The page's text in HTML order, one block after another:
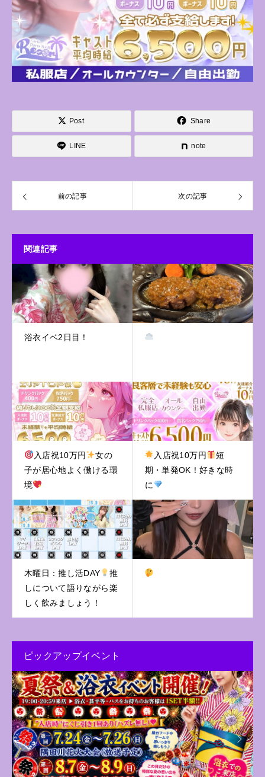
Post Share
LINE note
前の記事 次の記事
関連記事
浴衣イベ2日目！
入店祝10万円
女の
子が居心地よく働ける環
境
入店祝10万円
短
期・単発OK！好きな時
に
木曜日：推し活DAY
推
しについて語りながら楽
しく飲みましょう！
ピックアップイベント